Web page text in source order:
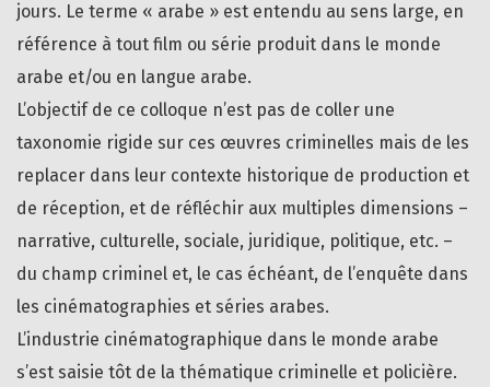
jours. Le terme « arabe » est entendu au sens large, en
référence à tout film ou série produit dans le monde
arabe et/ou en langue arabe.
L’objectif de ce colloque n’est pas de coller une
taxonomie rigide sur ces œuvres criminelles mais de les
replacer dans leur contexte historique de production et
de réception, et de réfléchir aux multiples dimensions –
narrative, culturelle, sociale, juridique, politique, etc. –
du champ criminel et, le cas échéant, de l’enquête dans
les cinématographies et séries arabes.
L’industrie cinématographique dans le monde arabe
s’est saisie tôt de la thématique criminelle et policière.